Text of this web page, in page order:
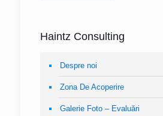
Haintz Consulting
Despre noi
Zona De Acoperire
Galerie Foto – Evaluări